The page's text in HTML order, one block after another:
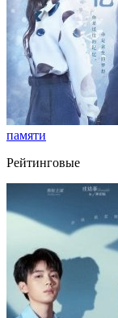
памяти
Рейтинговые